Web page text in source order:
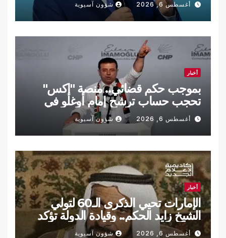
أغسطس 6, 2026 شؤون آسيوية
أخبار
بموجب حكم قضائي.. منصة "إكس"
تحجب حساب ترشح إمام أوغلو في
تركياأغسطس 6, 2026 شؤون آسيوية
أخبار
الإمارات تحيي الذكرى الـ60 لتولي
الشيخ زايد الحكم.. وقيادة الدولة تؤكد
الاستمرار على نهجه
أغسطس 6, 2026 شؤون آسيوية